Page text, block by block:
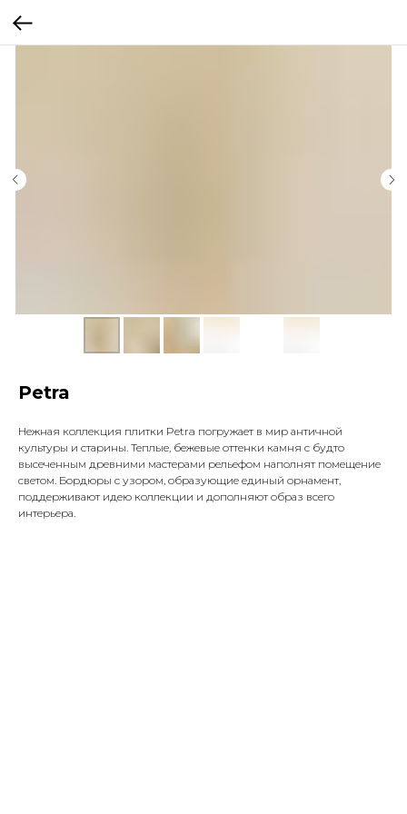
Petra
Нежная коллекция плитки Petra погружает в мир античной
культуры и старины. Теплые, бежевые оттенки камня с будто
высеченным древними мастерами рельефом наполнят помещение
светом. Бордюры с узором, образующие единый орнамент,
поддерживают идею коллекции и дополняют образ всего
интерьера.